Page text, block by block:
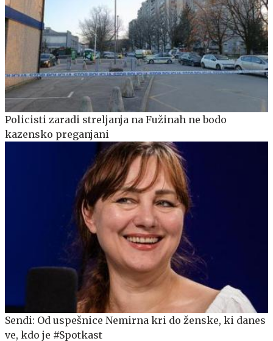
Policisti zaradi streljanja na Fužinah ne bodo
kazensko preganjani
Sendi: Od uspešnice Nemirna kri do ženske, ki danes
ve, kdo je #Spotkast